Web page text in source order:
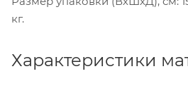
кг.
Характеристики